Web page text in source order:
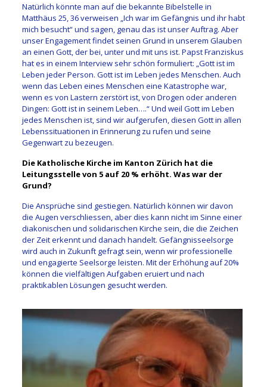
Natürlich könnte man auf die bekannte Bibelstelle in
Matthäus 25, 36 verweisen „Ich war im Gefängnis und ihr habt
mich besucht“ und sagen, genau das ist unser Auftrag. Aber
unser Engagement findet seinen Grund in unserem Glauben
an einen Gott, der bei, unter und mit uns ist. Papst Franziskus
hat es in einem Interview sehr schön formuliert: „Gott ist im
Leben jeder Person. Gott ist im Leben jedes Menschen. Auch
wenn das Leben eines Menschen eine Katastrophe war,
wenn es von Lastern zerstört ist, von Drogen oder anderen
Dingen: Gott ist in seinem Leben….“ Und weil Gott im Leben
jedes Menschen ist, sind wir aufgerufen, diesen Gott in allen
Lebenssituationen in Erinnerung zu rufen und seine
Gegenwart zu bezeugen.
Die Katholische Kirche im Kanton Zürich hat die
Leitungsstelle von 5 auf 20 % erhöht. Was war der
Grund?
Die Ansprüche sind gestiegen. Natürlich können wir davon
die Augen verschliessen, aber dies kann nicht im Sinne einer
diakonischen und solidarischen Kirche sein, die die Zeichen
der Zeit erkennt und danach handelt. Gefängnisseelsorge
wird auch in Zukunft gefragt sein, wenn wir professionelle
und engagierte Seelsorge leisten. Mit der Erhöhung auf 20%
können die vielfältigen Aufgaben eruiert und nach
praktikablen Lösungen gesucht werden.